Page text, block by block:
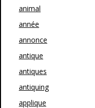
animal
année
annonce
antique
antiques
antiquing
applique